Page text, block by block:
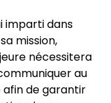
imparti dans
mission,
nécessitera
au
afin de garantir